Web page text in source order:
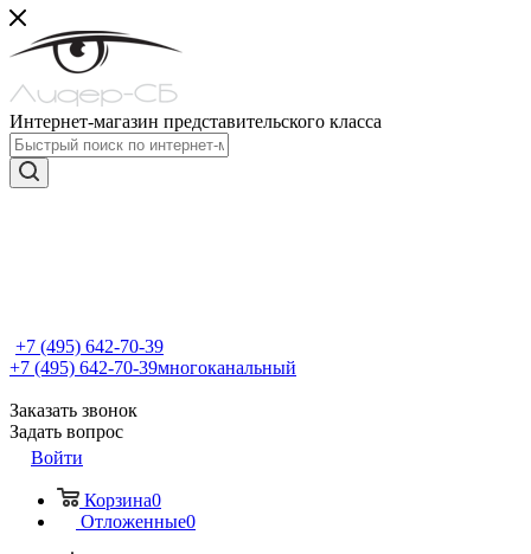
Интернет-магазин представительского класса
+7 (495) 642-70-39
+7 (495) 642-70-39многоканальный
Заказать звонок
Задать вопрос
Войти
Корзина0
Отложенные0